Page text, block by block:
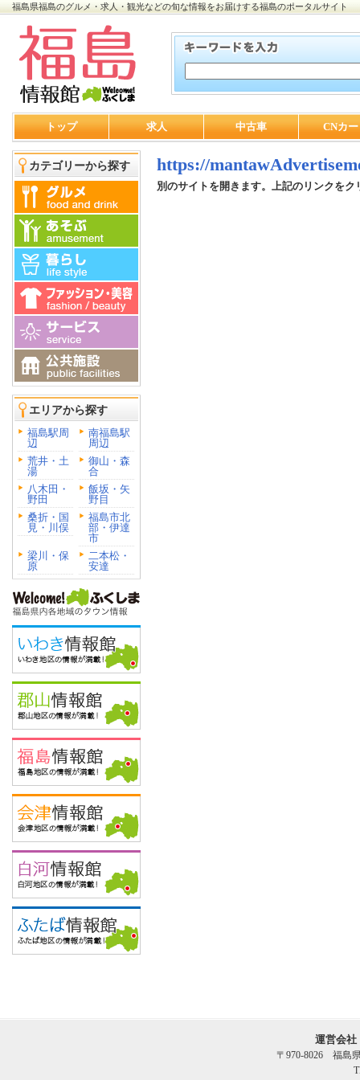
福島県福島のグルメ・求人・観光などの旬な情報をお届けする福島のポータルサイト
トップ 求人 中古車 CNカ
カテゴリーから探す
エリアから探す
福島駅周
辺
南福島駅
周辺
荒井・土
湯
御山・森
合
八木田・
野田
飯坂・矢
野目
桑折・国
見・川俣
福島市北
部・伊達
市
梁川・保
原
二本松・
安達
https://
別のサイトを開きます。上記のリンクをク
運営会
〒970-8026 福島